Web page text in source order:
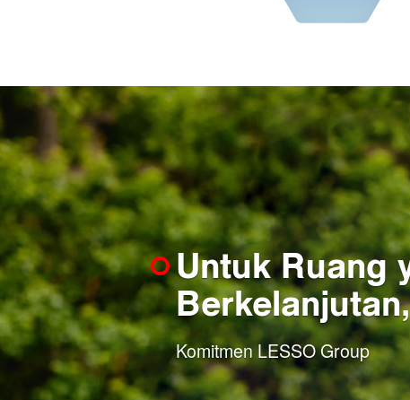
Untuk Ruang
Komitmen LESSO Group